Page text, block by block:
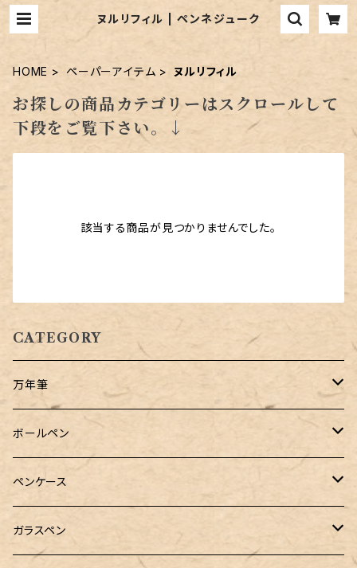
ヌルリフィル | ペンネジューク
HOME ペーパーアイテム ヌルリフィル
お探しの商品カテゴリーはスクロールして
下段をご覧下さい。↓
該当する商品が見つかりませんでした。
CATEGORY
万年筆
Pelikan（ペリカン）
PILOT（パイロット）
万年筆用コンバーター
SAILOR（セーラー）
ボールペン
オリジナルボールペン
Pelikan（ペリカン）
ペンケース
バハギア & クラフト
ガラスペン